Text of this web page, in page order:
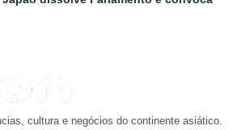
cultura e negócios do continente asiático.